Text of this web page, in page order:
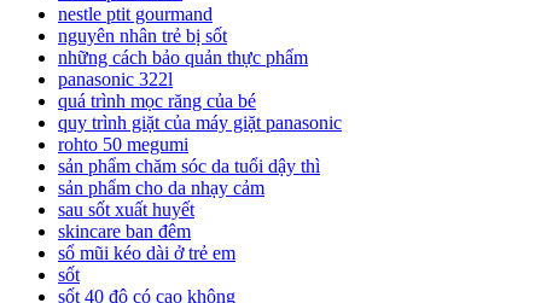
nestle ptit gourmand
nguyên nhân trẻ bị sốt
những cách bảo quản thực phẩm
panasonic 322l
quá trình mọc răng của bé
quy trình giặt của máy giặt panasonic
rohto 50 megumi
sản phẩm chăm sóc da tuổi dậy thì
sản phẩm cho da nhạy cảm
sau sốt xuất huyết
skincare ban đêm
sổ mũi kéo dài ở trẻ em
sốt
sốt 40 độ có cao không